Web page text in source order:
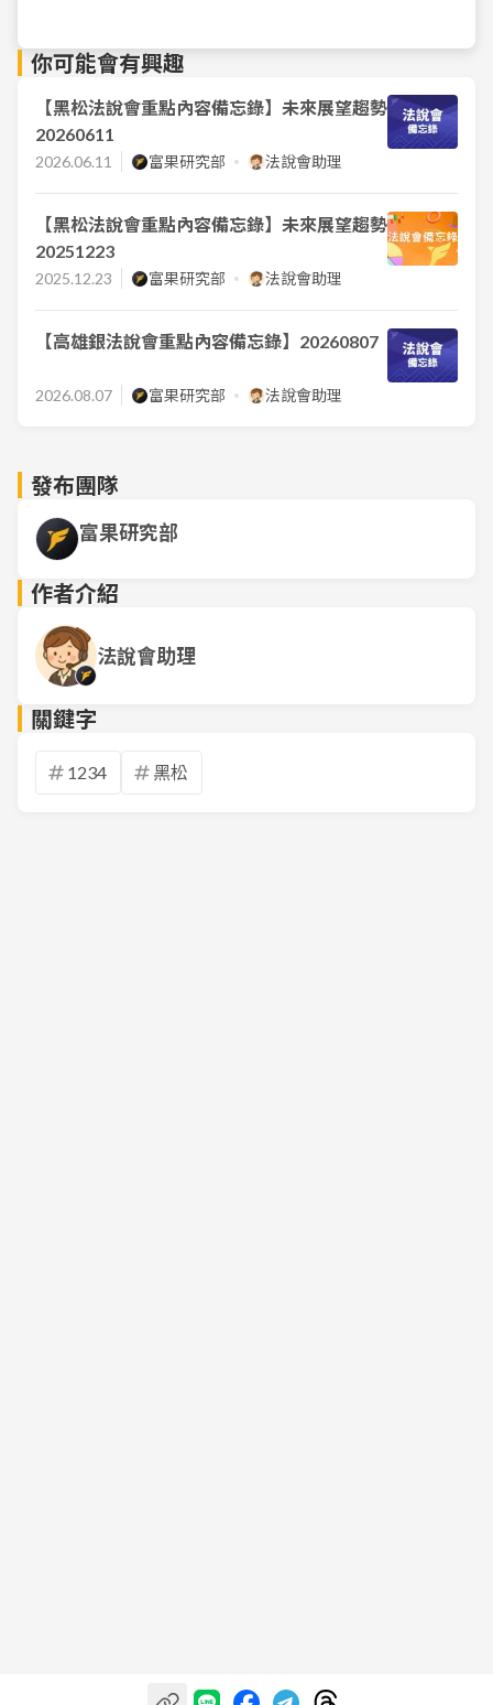
你可能會有興趣
【黑松法說會重點內容備忘錄】未來展望趨勢
20260611
2026.06.11 富果研究部 法說會助理
【黑松法說會重點內容備忘錄】未來展望趨勢
20251223
2025.12.23 富果研究部 法說會助理
【高雄銀法說會重點內容備忘錄】20260807
2026.08.07 富果研究部 法說會助理
發布團隊
富果研究部
作者介紹
法說會助理
關鍵字
1234 黑松